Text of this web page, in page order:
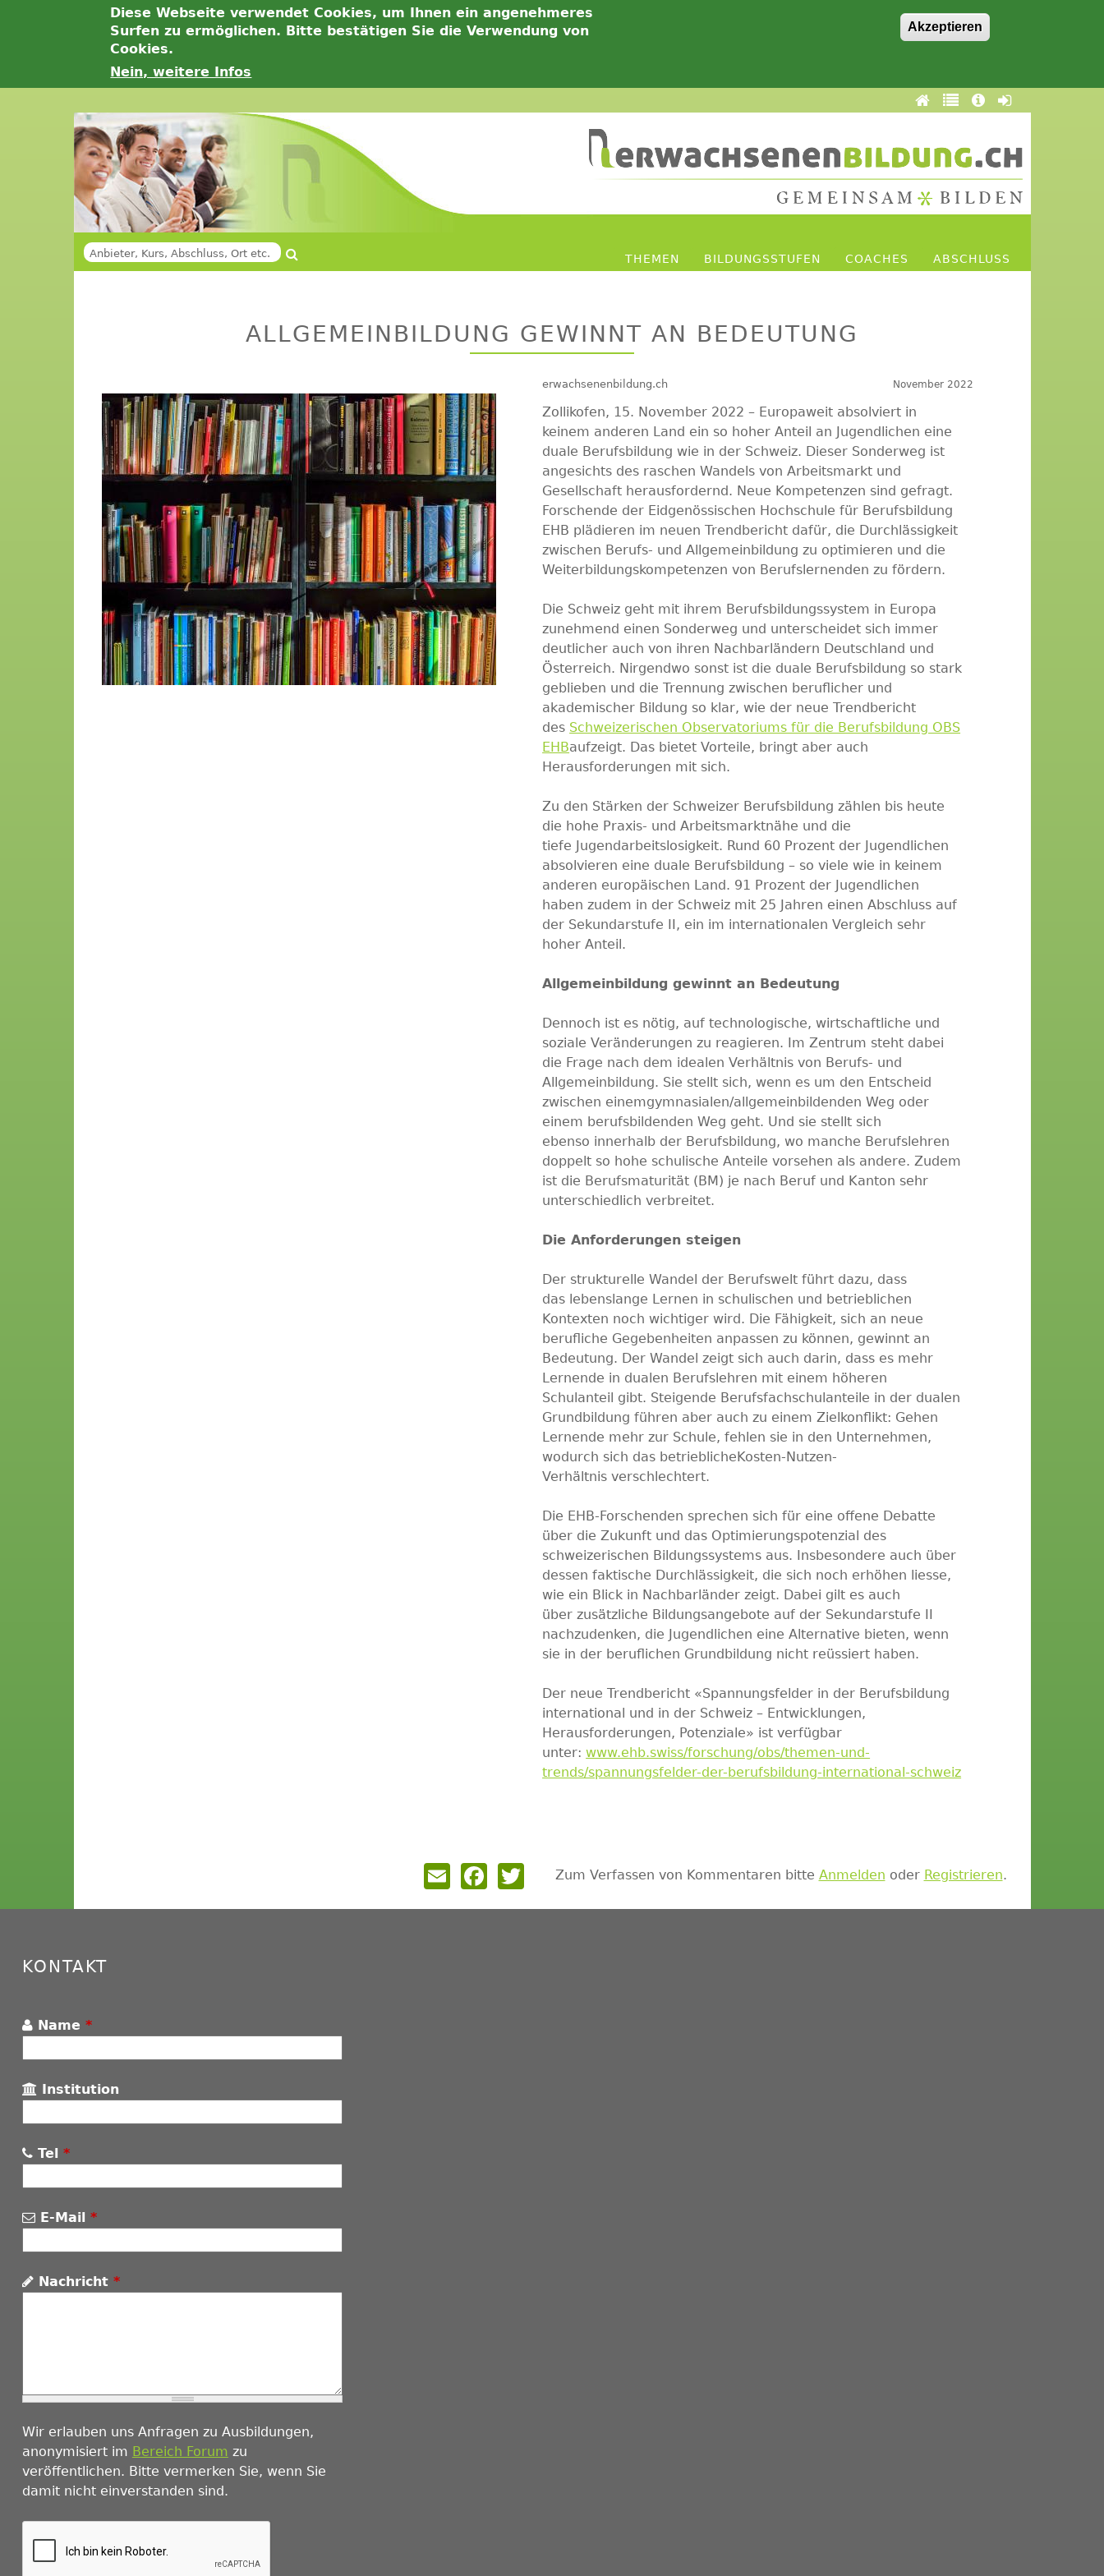
Diese Webseite verwendet Cookies, um Ihnen ein angenehmeres
Surfen zu ermöglichen. Bitte bestätigen Sie die Verwendung von
Cookies.
Nein, weitere Infos
Akzeptieren
Suche
THEMEN BILDUNGSSTUFEN COACHES ABSCHLUSS
ALLGEMEINBILDUNG GEWINNT AN BEDEUTUNG
erwachsenenbildung.ch November 2022
Zollikofen, 15. November 2022 – Europaweit absolviert in
keinem anderen Land ein so hoher Anteil an Jugendlichen eine
duale Berufsbildung wie in der Schweiz. Dieser Sonderweg ist
angesichts des raschen Wandels von Arbeitsmarkt und
Gesellschaft herausfordernd. Neue Kompetenzen sind gefragt.
Forschende der Eidgenössischen Hochschule für Berufsbildung
EHB plädieren im neuen Trendbericht dafür, die Durchlässigkeit
zwischen Berufs- und Allgemeinbildung zu optimieren und die
Weiterbildungskompetenzen von Berufslernenden zu fördern.
Die Schweiz geht mit ihrem Berufsbildungssystem in Europa
zunehmend einen Sonderweg und unterscheidet sich immer
deutlicher auch von ihren Nachbarländern Deutschland und
Österreich. Nirgendwo sonst ist die duale Berufsbildung so stark
geblieben und die Trennung zwischen beruflicher und
akademischer Bildung so klar, wie der neue Trendbericht
des Schweizerischen Observatoriums für die Berufsbildung OBS
EHBaufzeigt. Das bietet Vorteile, bringt aber auch
Herausforderungen mit sich.
Zu den Stärken der Schweizer Berufsbildung zählen bis heute
die hohe Praxis- und Arbeitsmarktnähe und die
tiefe Jugendarbeitslosigkeit. Rund 60 Prozent der Jugendlichen
absolvieren eine duale Berufsbildung – so viele wie in keinem
anderen europäischen Land. 91 Prozent der Jugendlichen
haben zudem in der Schweiz mit 25 Jahren einen Abschluss auf
der Sekundarstufe II, ein im internationalen Vergleich sehr
hoher Anteil.
Allgemeinbildung gewinnt an Bedeutung
Dennoch ist es nötig, auf technologische, wirtschaftliche und
soziale Veränderungen zu reagieren. Im Zentrum steht dabei
die Frage nach dem idealen Verhältnis von Berufs- und
Allgemeinbildung. Sie stellt sich, wenn es um den Entscheid
zwischen einemgymnasialen/allgemeinbildenden Weg oder
einem berufsbildenden Weg geht. Und sie stellt sich
ebenso innerhalb der Berufsbildung, wo manche Berufslehren
doppelt so hohe schulische Anteile vorsehen als andere. Zudem
ist die Berufsmaturität (BM) je nach Beruf und Kanton sehr
unterschiedlich verbreitet.
Die Anforderungen steigen
Der strukturelle Wandel der Berufswelt führt dazu, dass
das lebenslange Lernen in schulischen und betrieblichen
Kontexten noch wichtiger wird. Die Fähigkeit, sich an neue
berufliche Gegebenheiten anpassen zu können, gewinnt an
Bedeutung. Der Wandel zeigt sich auch darin, dass es mehr
Lernende in dualen Berufslehren mit einem höheren
Schulanteil gibt. Steigende Berufsfachschulanteile in der dualen
Grundbildung führen aber auch zu einem Zielkonflikt: Gehen
Lernende mehr zur Schule, fehlen sie in den Unternehmen,
wodurch sich das betrieblicheKosten-Nutzen-
Verhältnis verschlechtert.
Die EHB-Forschenden sprechen sich für eine offene Debatte
über die Zukunft und das Optimierungspotenzial des
schweizerischen Bildungssystems aus. Insbesondere auch über
dessen faktische Durchlässigkeit, die sich noch erhöhen liesse,
wie ein Blick in Nachbarländer zeigt. Dabei gilt es auch
über zusätzliche Bildungsangebote auf der Sekundarstufe II
nachzudenken, die Jugendlichen eine Alternative bieten, wenn
sie in der beruflichen Grundbildung nicht reüssiert haben.
Der neue Trendbericht «Spannungsfelder in der Berufsbildung
international und in der Schweiz – Entwicklungen,
Herausforderungen, Potenziale» ist verfügbar
unter:www.ehb.swiss/forschung/obs/themen-und-
trends/spannungsfelder-der-berufsbildung-international-schweiz
EmailFacebook
Twitter
Zum Verfassen von Kommentaren bitte Anmelden oder Registrieren.
KONTAKT
Name *
Institution
Tel *
E-Mail *
Nachricht *
Wir erlauben uns Anfragen zu Ausbildungen,
anonymisiert im Bereich Forum zu
veröffentlichen. Bitte vermerken Sie, wenn Sie
damit nicht einverstanden sind.